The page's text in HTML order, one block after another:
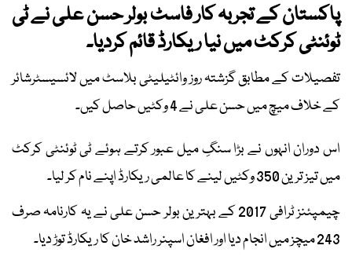
پاکستان کے تجربہ کار فاسٹ بولر حسن علی نے ٹی
ٹوئنٹی کرکٹ میں نیا ریکارڈ قائم کردیا۔
تفصیلات کے مطابق گزشتہ روز وائٹیلیٹی بلاسٹ میں لائسیسٹرشائر
کے خلاف میچ میں حسن علی نے 4 وکٹیں حاصل کیں۔
اس دوران انہوں نے بڑا سنگِ میل عبور کرتے ہوئے ٹی ٹوئنٹی کرکٹ
میں تیز ترین 350 وکٹیں لینے کا عالمی ریکارڈ اپنے نام کر لیا۔
چیمپئنز ٹرافی 2017 کے بہترین بولر حسن علی نے یہ کارنامہ صرف
243 میچز میں انجام دیا اور افغان اسپنر راشد خان کا ریکارڈ توڑ دیا۔